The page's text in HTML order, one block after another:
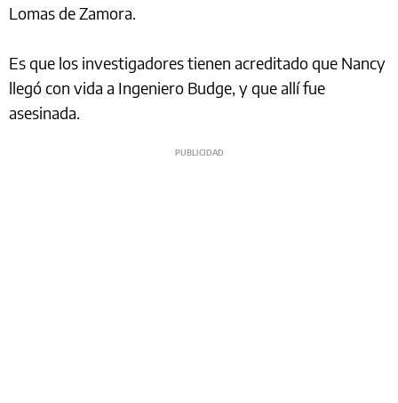
Lomas de Zamora.
Es que los investigadores tienen acreditado que Nancy
llegó con vida a Ingeniero Budge, y que allí fue
asesinada.